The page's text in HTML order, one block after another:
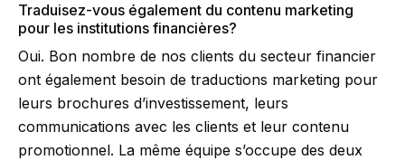
Traduisez-vous également du contenu marketing
pour les institutions financières?
Oui. Bon nombre de nos clients du secteur financier
ont également besoin de traductions marketing pour
leurs brochures d’investissement, leurs
communications avec les clients et leur contenu
promotionnel. La même équipe s’occupe des deux